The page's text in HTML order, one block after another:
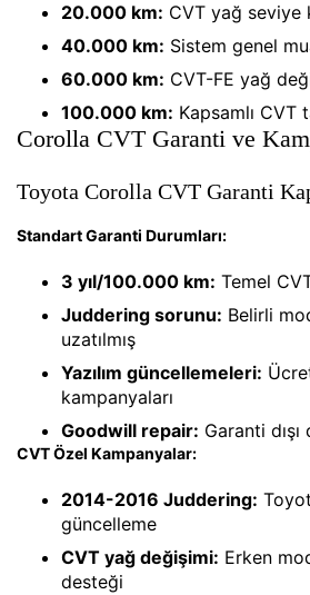
20.000 km: CVT yağ seviye
40.000 km: Sistem genel
60.000 km: CVT-FE yağ
100.000 km: Kapsamlı CVT
Corolla CVT Garanti ve
Toyota Corolla CVT Garanti
Standart Garanti Durumları:
3 yıl/100.000 km: Temel
Juddering sorunu: Belirli
uzatılmış
Yazılım güncellemeleri:
kampanyaları
Goodwill repair: Garanti
CVT Özel Kampanyalar:
2014-2016 Juddering:
güncelleme
CVT yağ değişimi: Erken
desteği